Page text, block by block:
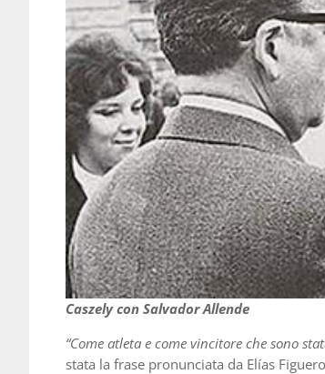
Caszely con Salvador Allende
“Come atleta e come vincitore che sono
stata la frase pronunciata da Elías